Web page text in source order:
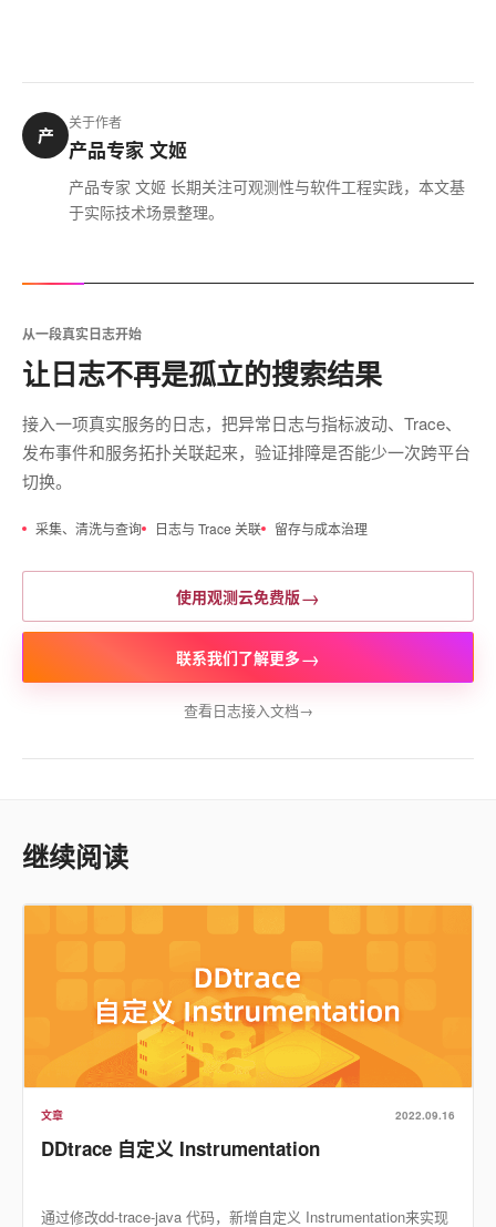
产
关于作者
产品专家 文姬
产品专家 文姬 长期关注可观测性与软件工程实践，本文基
于实际技术场景整理。
从一段真实日志开始
让日志不再是孤立的搜索结果
接入一项真实服务的日志，把异常日志与指标波动、Trace、
发布事件和服务拓扑关联起来，验证排障是否能少一次跨平台
切换。
采集、清洗与查询 日志与 Trace 关联 留存与成本治理
使用观测云免费版→
联系我们了解更多→
查看日志接入文档→
继续阅读
文章 2022.09.16
DDtrace 自定义 Instrumentation
通过修改dd-trace-java 代码，新增自定义 Instrumentation来实现